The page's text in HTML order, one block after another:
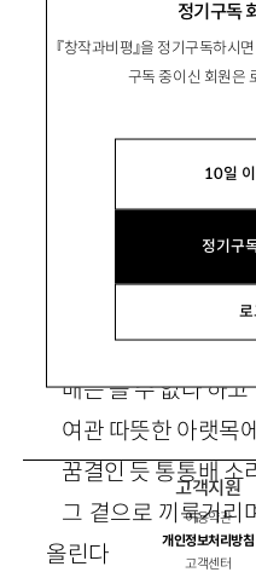
정기구독
『창작과비평』을 정기구독하시
구독 중이신 회원은
10일
정기구
『밤에 쓰는 편지』『
배는 뜰 수 없다 하고
여관 따뜻한 아랫목
꿈결인 듯 통통배 소
그 곁으로 끼룩거리
올린다
고객지원
이용약관
개인정보처리방침
고객센터